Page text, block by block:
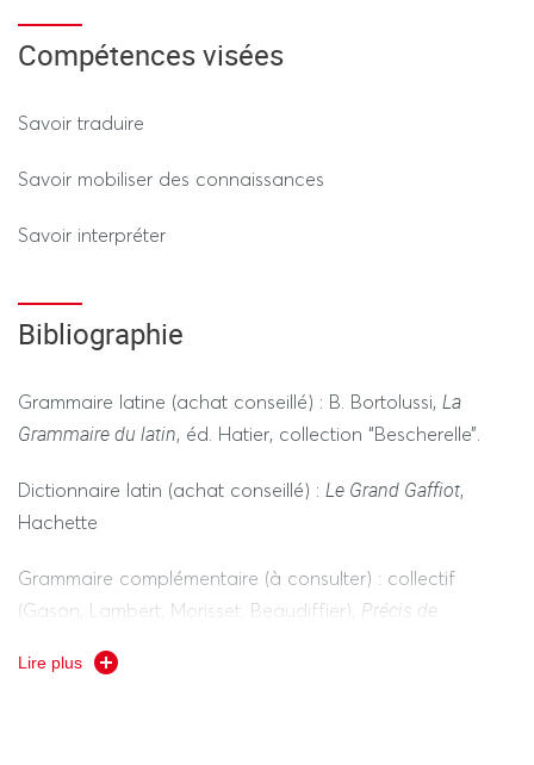
Compétences visées
Savoir traduire
Savoir mobiliser des connaissances
Savoir interpréter
Bibliographie
Grammaire latine (achat conseillé) : B. Bortolussi, La
Grammaire du latin, éd. Hatier, collection “Bescherelle”.
Dictionnaire latin (achat conseillé) : Le Grand Gaffiot,
Hachette
Grammaire complémentaire (à consulter) : collectif
(Gason, Lambert, Morisset, Beaudiffier), Précis de
Lire plus